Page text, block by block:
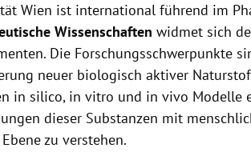
Wien ist international führend im
Wissenschaften widmet sich
Die Forschungsschwerpunkte
neuer biologisch aktiver
in silico, in vitro und in vivo Modelle
dieser Substanzen mit
zu verstehen.